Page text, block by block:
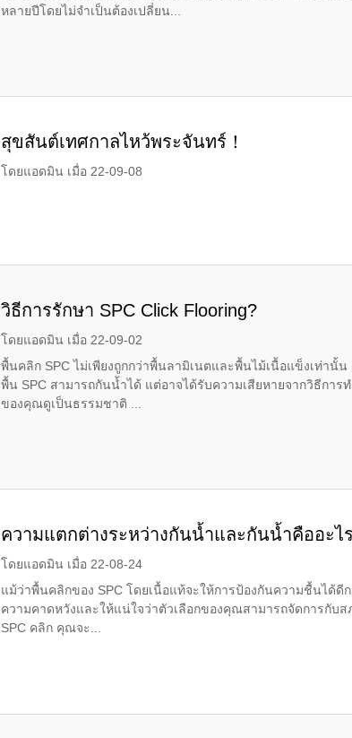
หลายปีโดยไม่จำเป็นต้องเปลี่ยน...
สุขสันต์เทศกาลไหว้พระจันทร์！
โดยแอดมิน เมื่อ 22-09-08
วิธีการรักษา SPC Click Flooring?
โดยแอดมิน เมื่อ 22-09-02
พื้นคลิก SPC ไม่เพียงถูกกว่าพื้นลามิเนตและพื้นไม้เนื้อแข็งเท่า
พื้น SPC สามารถกันน้ำได้ แต่อาจได้รับความเสียหายจากวิธีกา
ของคุณดูเป็นธรรมชาติ ...
ความแตกต่างระหว่างกันน้ำและกันน้ำคืออะไ
โดยแอดมิน เมื่อ 22-08-24
แม้ว่าพื้นคลิกของ SPC โดยเนื้อแท้จะให้การป้องกันความชื้นได้
ความคาดหวังและให้แน่ใจว่าตัวเลือกของคุณสามารถจัดการกับ
SPC คลิก คุณจะ...